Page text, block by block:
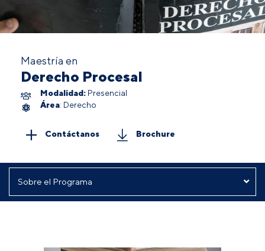
Maestría en
Derecho Procesal
Modalidad: Presencial
Área: Derecho
Contáctanos Brochure